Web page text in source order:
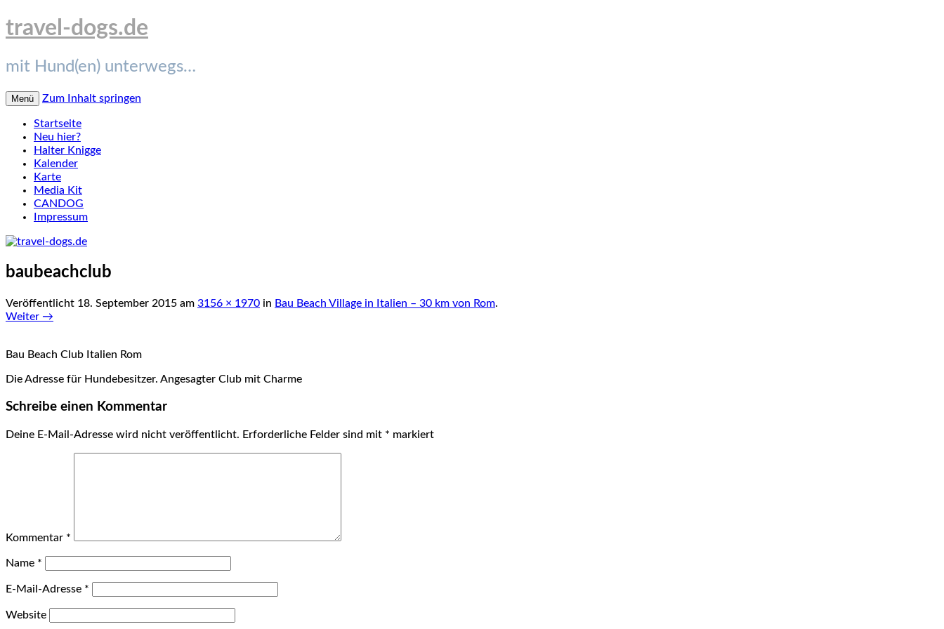
travel-dogs.de
mit Hund(en) unterwegs…
Menü Zum Inhalt springen
Startseite
Neu hier?
Halter Knigge
Kalender
Karte
Media Kit
CANDOG
Impressum
baubeachclub
Veröffentlicht 18. September 2015 am 3156 × 1970 in Bau Beach Village in Italien – 30 km von Rom.
Weiter →
Bau Beach Club Italien Rom
Die Adresse für Hundebesitzer. Angesagter Club mit Charme
Schreibe einen Kommentar
Deine E-Mail-Adresse wird nicht veröffentlicht. Erforderliche Felder sind mit * markiert
Kommentar *
Name *
E-Mail-Adresse *
Website